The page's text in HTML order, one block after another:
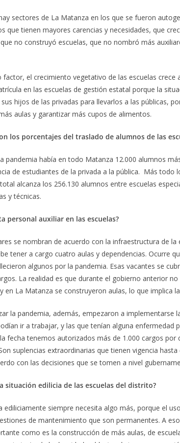
sectores de La Matanza en los que se fueron
que tienen mayores carencias y necesidades, que
no construyó escuelas, que no nombró más
factor, el crecimiento vegetativo de las escuelas
en las escuelas de gestión estatal porque la
sus hijos de las privadas para llevarlos a las públicas,
aulas y garantizar más cupos de alimentos.
los porcentajes del traslado de alumnos de las
pandemia había en todo Matanza 12.000 alumnos
de estudiantes de la privada a la pública. Más todo
alcanza los 256.130 alumnos entre escuelas
y técnicas.
personal auxiliar en las escuelas?
se nombran de acuerdo con la infraestructura de
tener a cargo cuatro aulas y dependencias. Ocurre
algunos por la pandemia. Esas vacantes se
La realidad es que durante el gobierno anterior
en La Matanza se construyeron aulas, lo que implica
la pandemia, además, empezaron a implementarse
ir a trabajar, y las que tenían alguna enfermedad
fecha tenemos autorizados más de 1.000 cargos por
suplencias extraordinarias que tienen vigencia
con las decisiones que se tomen a nivel
situación edilicia de las escuelas del distrito?
ediliciamente siempre necesita algo más, porque el
de mantenimiento que son permanentes. A
como es la construcción de más aulas, de